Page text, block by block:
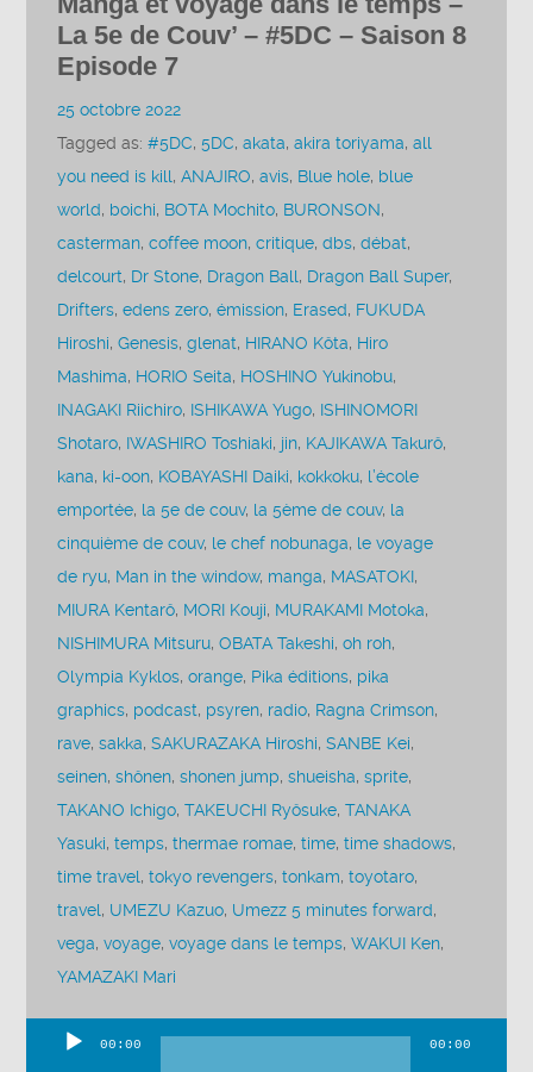
La 5e de Couv’ – #5DC – Saison 8
Episode 7
25 octobre 2022
Tagged as:#5DC,5DC,akata,akira toriyama,all
you need is kill,ANAJIRO,avis, Blue hole, blue
world, boichi, BOTA Mochito, BURONSON,
casterman,coffee moon,critique,dbs,débat,
delcourt, Dr Stone, Dragon Ball, Dragon Ball Super,
Drifters,edens zero,émission, Erased, FUKUDA
Hiroshi,Genesis,glenat, HIRANO Kôta, Hiro
Mashima, HORIO Seita, HOSHINO Yukinobu,
INAGAKI Riichiro, ISHIKAWA Yugo, ISHINOMORI
Shotaro, IWASHIRO Toshiaki, jin, KAJIKAWA Takurô,
kana, ki-oon, KOBAYASHI Daiki, kokkoku, l’école
emportée, la 5e de couv, la 5ème de couv, la
cinquième de couv, le chef nobunaga, le voyage
de ryu, Man in the window, manga, MASATOKI,
MIURA Kentarô, MORI Kouji, MURAKAMI Motoka,
NISHIMURA Mitsuru,OBATA Takeshi,oh roh,
Olympia Kyklos,orange, Pika éditions, pika
graphics, podcast, psyren, radio, Ragna Crimson,
rave,sakka,SAKURAZAKA Hiroshi,SANBE Kei,
seinen,shônen,shonen jump,shueisha,sprite,
TAKANO Ichigo,TAKEUCHI Ryôsuke,TANAKA
Yasuki,temps,thermae romae,time,time shadows,
time travel,tokyo revengers,tonkam,toyotaro,
travel, UMEZU Kazuo, Umezz 5 minutes forward,
vega,voyage,voyage dans le temps,WAKUI Ken,
YAMAZAKI Mari
00:00 00:00